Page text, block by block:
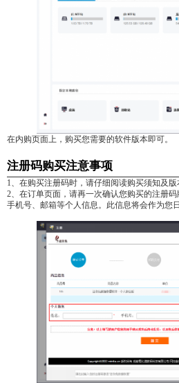
在内购页面上，购买您需要的软件版本即可。
注册码购买注意事项
1、在购买注册码时，请仔细阅读购买须知及版
2、在订单页面，请再一次确认您购买的注册码
手机号、邮箱等个人信息。此信息将会作为您